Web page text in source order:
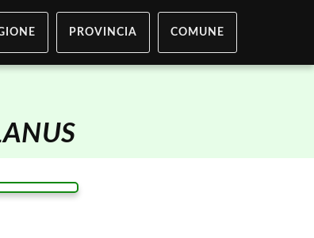
PROVINCIA COMUNE